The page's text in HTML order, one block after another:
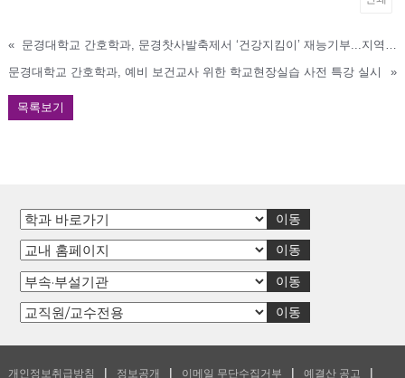
«
문경대학교 간호학과, 문경찻사발축제서 ‘건강지킴이’ 재능기부...지역사회 봉사 실천
문경대학교 간호학과, 예비 보건교사 위한 학교현장실습 사전 특강 실시
»
목록보기
개인정보취급방침 정보공개 이메일 무단수집거부 예결산 공고